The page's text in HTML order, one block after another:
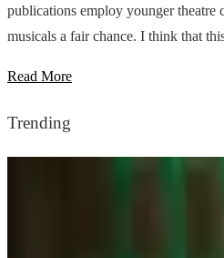
publications employ younger
musicals a fair chance. I think that
Read More
Trending